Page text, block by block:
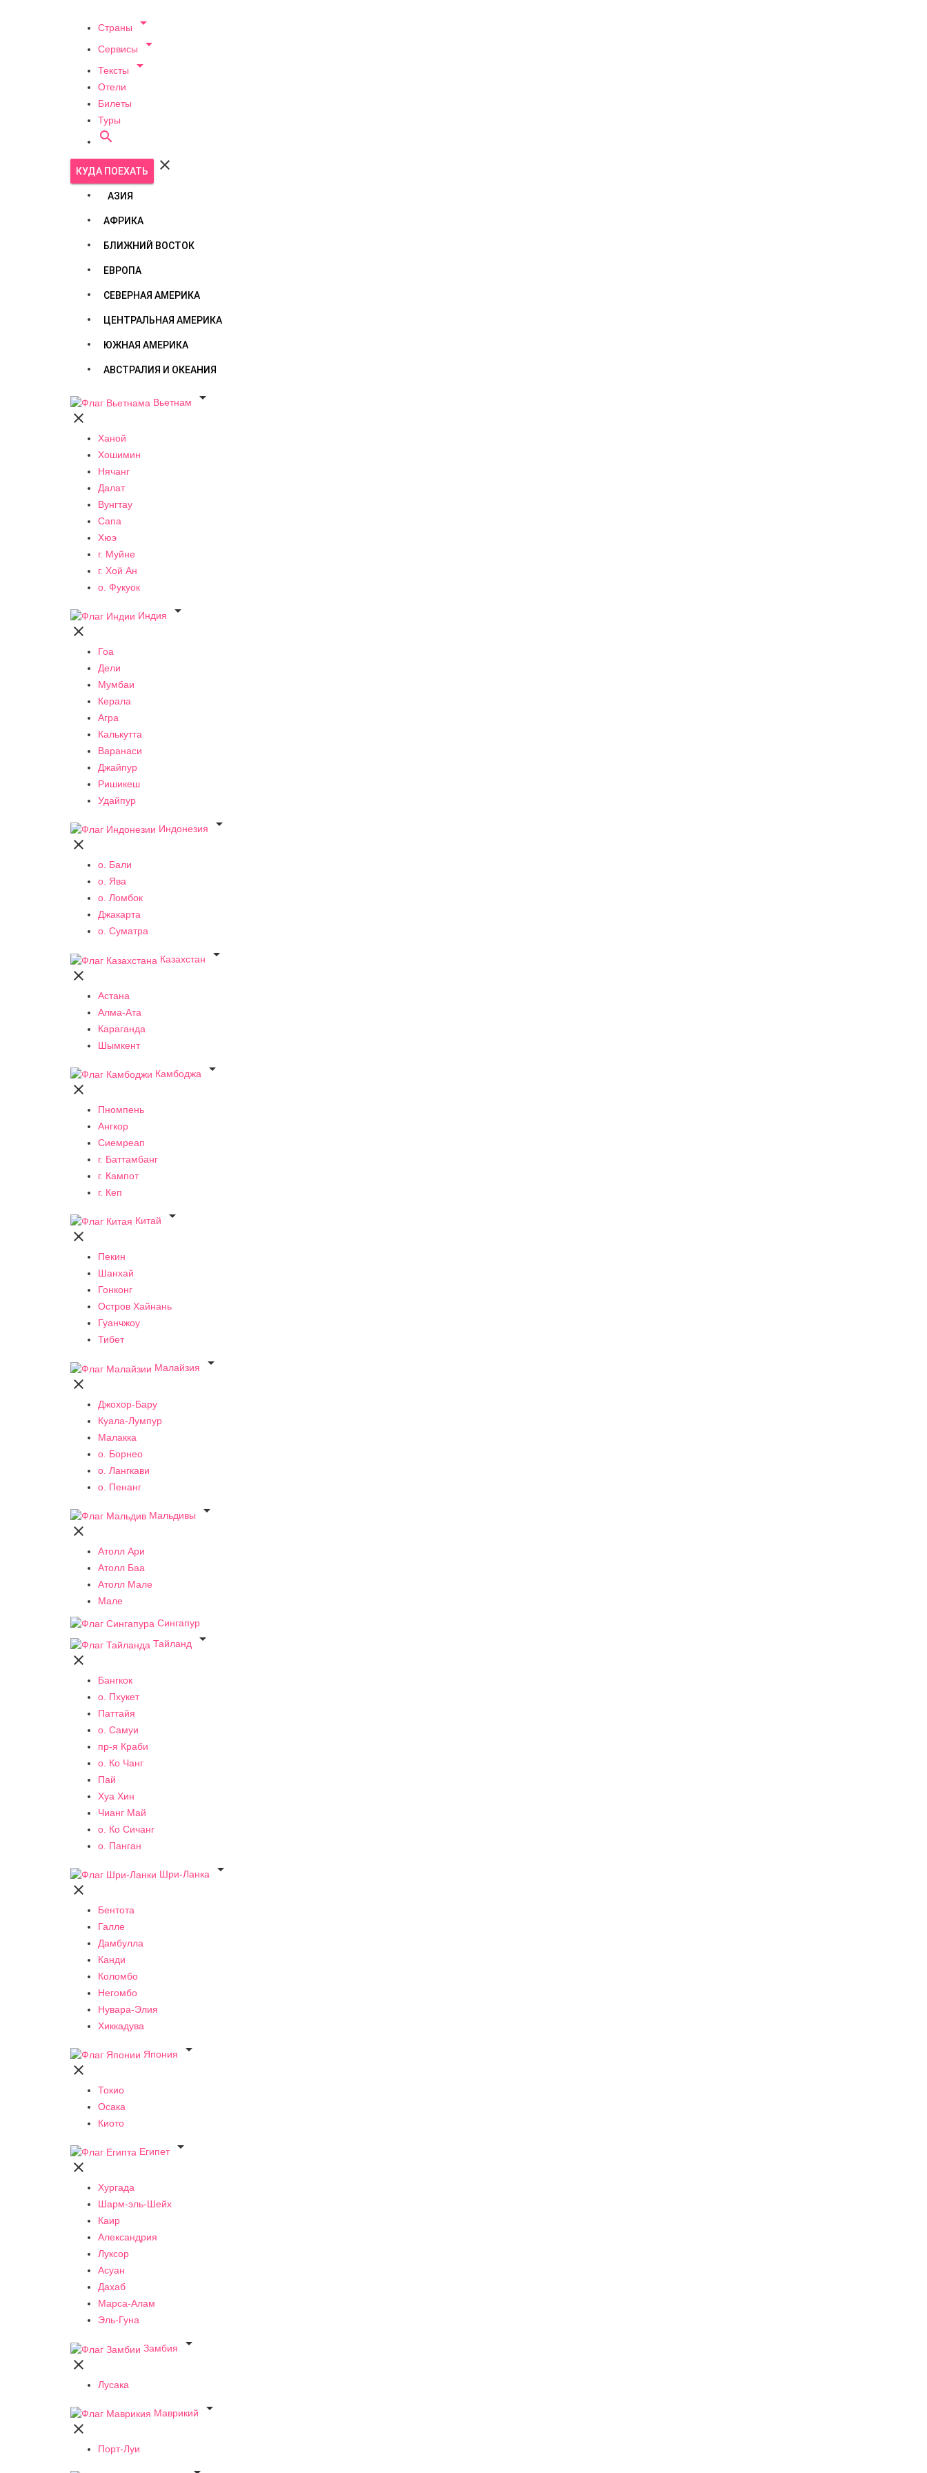
Страны 
Сервисы 
Тексты 
Отели
Билеты
Туры

КУДА ПОЕХАТЬ 
АЗИЯ
АФРИКА
БЛИЖНИЙ ВОСТОК
ЕВРОПА
СЕВЕРНАЯ АМЕРИКА
ЦЕНТРАЛЬНАЯ АМЕРИКА
ЮЖНАЯ АМЕРИКА
АВСТРАЛИЯ И ОКЕАНИЯ
Вьетнам


Ханой
Хошимин
Нячанг
Далат
Вунгтау
Сапа
Хюэ
г. Муйне
г. Хой Ан
о. Фукуок
Индия


Гоа
Дели
Мумбаи
Керала
Агра
Калькутта
Варанаси
Джайпур
Ришикеш
Удайпур
Индонезия


о. Бали
о. Ява
о. Ломбок
Джакарта
о. Суматра
Казахстан


Астана
Алма-Ата
Караганда
Шымкент
Камбоджа


Пномпень
Ангкор
Сиемреап
г. Баттамбанг
г. Кампот
г. Кеп
Китай


Пекин
Шанхай
Гонконг
Остров Хайнань
Гуанчжоу
Тибет
Малайзия


Джохор-Бару
Куала-Лумпур
Малакка
о. Борнео
о. Лангкави
о. Пенанг
Мальдивы


Атолл Ари
Атолл Баа
Атолл Мале
Мале
Сингапур
Тайланд


Бангкок
о. Пхукет
Паттайя
о. Самуи
пр-я Краби
о. Ко Чанг
Пай
Хуа Хин
Чианг Май
о. Ко Сичанг
о. Панган
Шри-Ланка


Бентота
Галле
Дамбулла
Канди
Коломбо
Негомбо
Нувара-Элия
Хиккадува
Япония


Токио
Осака
Киото
Египет


Хургада
Шарм-эль-Шейх
Каир
Александрия
Луксор
Асуан
Дахаб
Марса-Алам
Эль-Гуна
Замбия


Лусака
Маврикий


Порт-Луи